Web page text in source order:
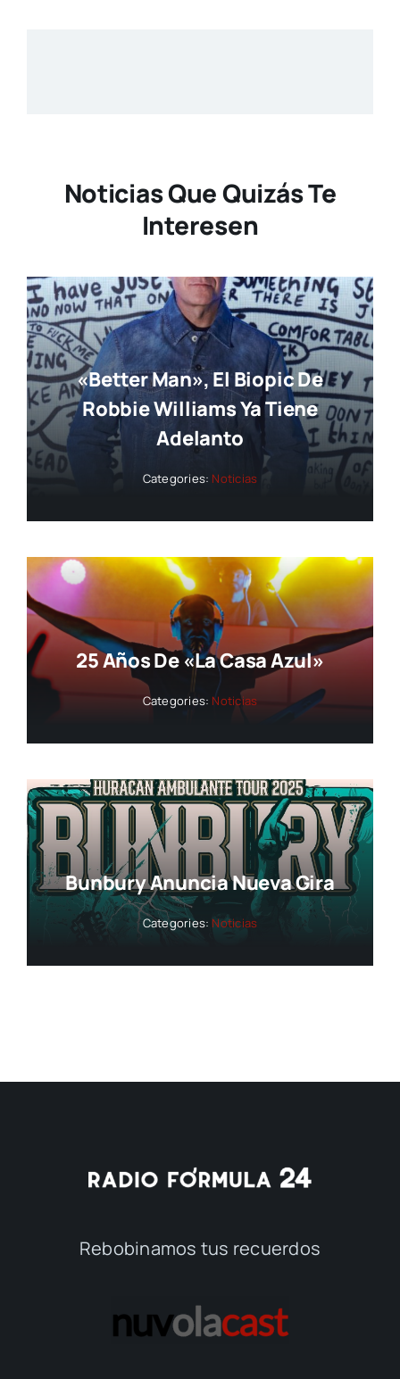
Noticias Que Quizás Te
Interesen
«Better Man», El Biopic De
Robbie Williams Ya Tiene
Adelanto
Categories: Noticias
25 Años De «La Casa Azul»
Categories: Noticias
Bunbury Anuncia Nueva Gira
Categories: Noticias
Rebobinamos tus recuerdos